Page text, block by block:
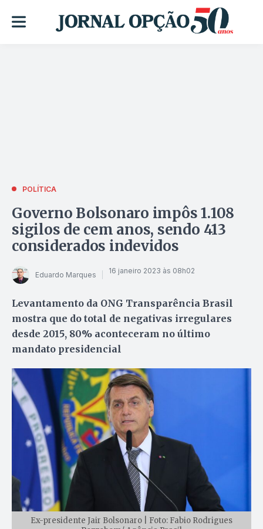
POLÍTICA
Governo Bolsonaro impôs 1.108
sigilos de cem anos, sendo 413
considerados indevidos
Eduardo Marques 16 janeiro 2023 às 08h02
Levantamento da ONG Transparência Brasil
mostra que do total de negativas irregulares
desde 2015, 80% aconteceram no último
mandato presidencial
Ex-presidente Jair Bolsonaro | Foto: Fabio Rodrigues